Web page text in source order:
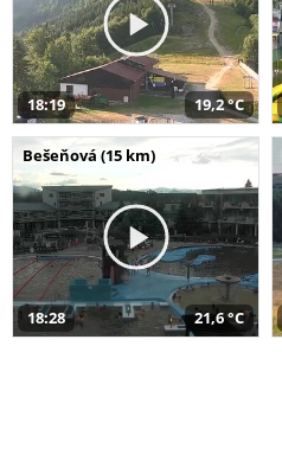
18:19 19,2 °C
Bešeňová (15 km)
18:28 21,6 °C